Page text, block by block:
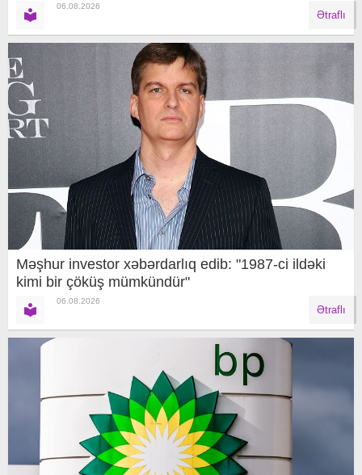
06.08.2026
Ətraflı
Məşhur investor xəbərdarlıq edib: "1987-ci ildəki
kimi bir çöküş mümkündür"
06.08.2026
Ətraflı